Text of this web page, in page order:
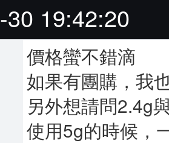
19:42:20
價格蠻不錯滴
如果有團購，我
另外想請問2.4g
使用5g的時候，